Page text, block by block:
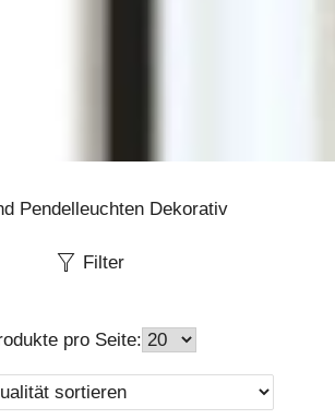
Pendelleuchten Dekorativ
Filter
pro Seite: